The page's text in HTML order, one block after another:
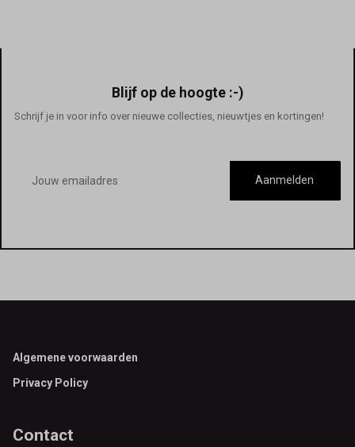
Blijf op de hoogte :-)
Schrijf je in voor info over nieuwe collecties, nieuwtjes en kortingen!
mailadres
Aanmelden
Footer
Algemene voorwaarden
Privacy Policy
Contact